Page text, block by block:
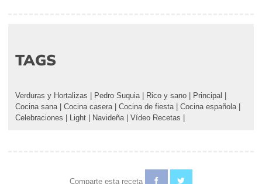
TAGS
Verduras y Hortalizas Pedro Suquia Rico y sano Principal
Cocina sana
Cocina casera Cocina de fiesta Cocina española
Celebraciones
Light Navideña Vídeo Recetas
Comparte esta receta